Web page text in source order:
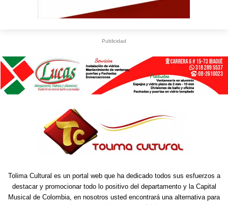
Publicidad
Tolima Cultural es un portal web que ha dedicado todos sus esfuerzos a
destacar y promocionar todo lo positivo del departamento y la Capital
Musical de Colombia, en nosotros usted encontrará una alternativa para